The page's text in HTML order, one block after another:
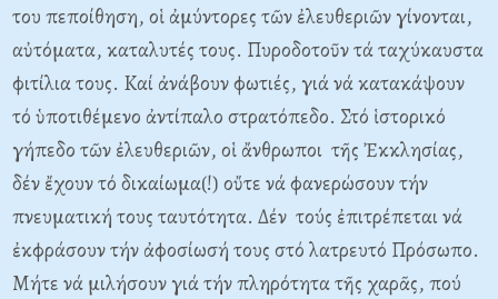
του πεποίθηση, οἱ ἀμύντορες τῶν ἐλευθεριῶν γίνονται,
αὐτόματα, καταλυτές τους. Πυροδοτοῦν τά ταχύκαυστα
φιτίλια τους. Kαί ἀνάβουν φωτιές, γιά νά κατακάψουν
τό ὑποτιθέμενο ἀντίπαλο στρατόπεδο. Στό ἱστορικό
γήπεδο τῶν ἐλευθεριῶν, οἱ ἄνθρωποι τῆς Ἐκκλησίας,
δέν ἔχουν τό δικαίωμα(!) οὔτε νά φανερώσουν τήν
πνευματική τους ταυτότητα. Δέν τούς ἐπιτρέπεται νά
ἐκφράσουν τήν ἀφοσίωσή τους στό λατρευτό Πρόσωπο.
Mήτε νά μιλήσουν γιά τήν πληρότητα τῆς χαρᾶς, πού